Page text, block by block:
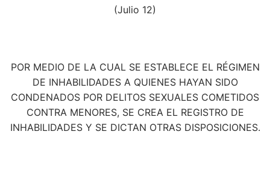
(Julio 12)
POR MEDIO DE LA CUAL SE ESTABLECE EL RÉGIMEN
DE INHABILIDADES A QUIENES HAYAN SIDO
CONDENADOS POR DELITOS SEXUALES COMETIDOS
CONTRA MENORES, SE CREA EL REGISTRO DE
INHABILIDADES Y SE DICTAN OTRAS DISPOSICIONES.